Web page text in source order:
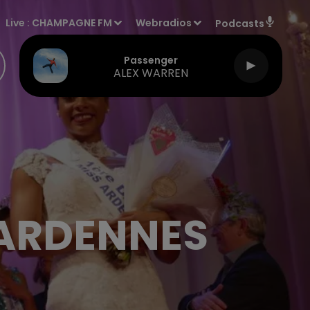
Live : CHAMPAGNE FM Webradios Podcasts
Passenger
ALEX WARREN